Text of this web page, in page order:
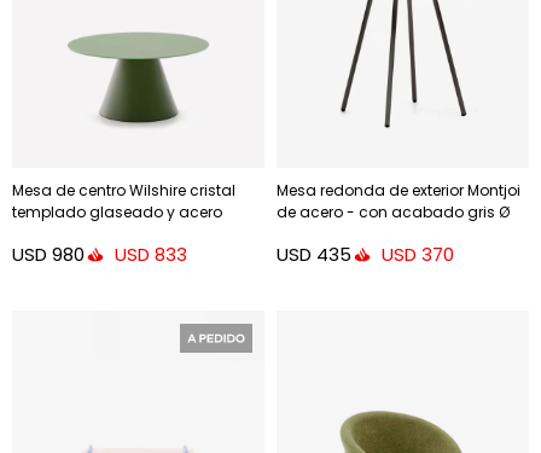
Mesa de centro Wilshire cristal
templado glaseado y acero
Ø80cm
USD 980 USD 833
Mesa redonda de exterior Montjoi
de acero - con acabado gris Ø
USD 435 USD 370